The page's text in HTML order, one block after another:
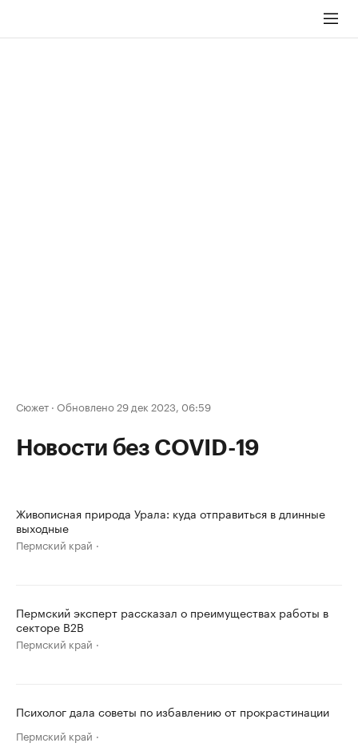
Сюжет · Обновлено 29 дек 2023, 06:59
Новости без COVID-19
Живописная природа Урала: куда отправиться в длинные
выходные
Пермский край
Пермский эксперт рассказал о преимуществах работы в
секторе B2B
Пермский край
Психолог дала советы по избавлению от прокрастинации
Пермский край